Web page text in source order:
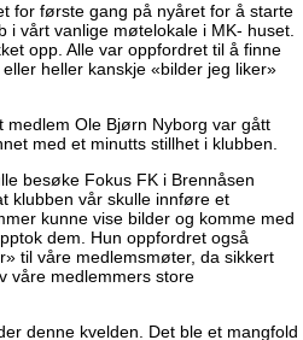
for første gang på nyåret for å starte
vårt vanlige møtelokale i MK- huset.
opp. Alle var oppfordret til å finne
heller kanskje «bilder jeg liker»
Ole Bjørn Nyborg var gått
med et minutts stillhet i klubben.
besøke Fokus FK i Brennåsen
klubben vår skulle innføre et
kunne vise bilder og komme med
dem. Hun oppfordret også
til våre medlemsmøter, da sikkert
våre medlemmers store
denne kvelden. Det ble et mangfold